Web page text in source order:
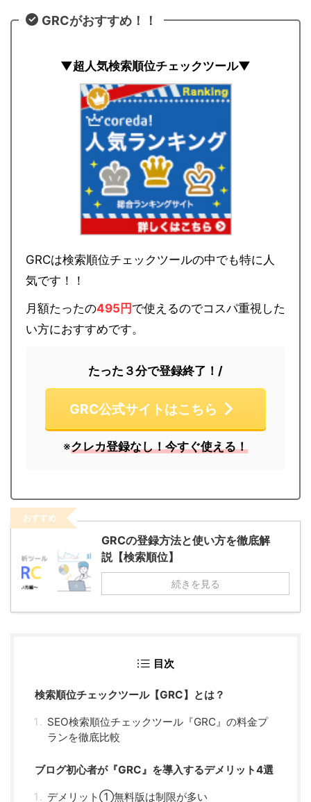
GRCがおすすめ！！
▼超人気検索順位チェックツール▼
GRCは検索順位チェックツールの中でも特に人
気です！！
月額たったの495円 で使えるのでコスパ重視した
い方におすすめです。
たった３分で登録終了！/
GRC公式サイトはこちら
※クレカ登録なし！今すぐ使える！
おすすめ
GRCの登録方法と使い方を徹底解
説【検索順位】
続きを見る
目次
検索順位チェックツール【GRC】とは？
SEO検索順位チェックツール『GRC』の料金プ
ランを徹底比較
ブログ初心者が『GRC』を導入するデメリット4選
デメリット①無料版は制限が多い